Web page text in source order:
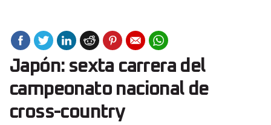
Japón: sexta carrera del
campeonato nacional de
cross-country